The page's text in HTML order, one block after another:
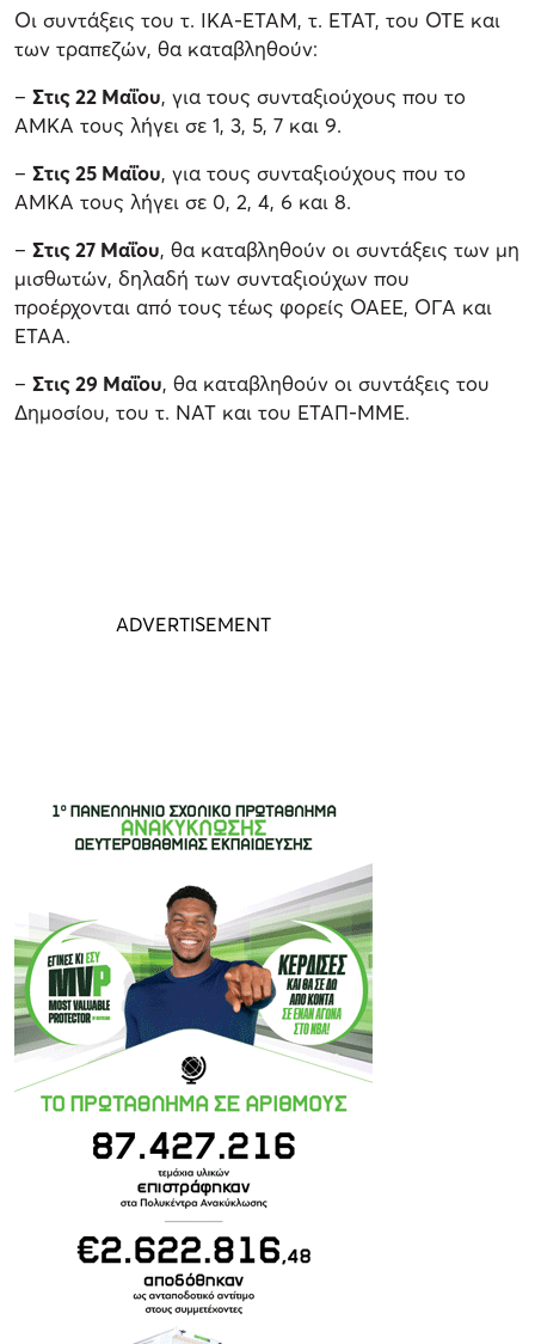
Οι συντάξεις του τ. ΙΚΑ-ΕΤΑΜ, τ. ΕΤΑΤ, του ΟΤΕ και
των τραπεζών, θα καταβληθούν:
– Στις 22 Μαΐου, για τους συνταξιούχους που το
ΑΜΚΑ τους λήγει σε 1, 3, 5, 7 και 9.
– Στις 25 Μαΐου, για τους συνταξιούχους που το
ΑΜΚΑ τους λήγει σε 0, 2, 4, 6 και 8.
– Στις 27 Μαΐου, θα καταβληθούν οι συντάξεις των μη
μισθωτών, δηλαδή των συνταξιούχων που
προέρχονται από τους τέως φορείς ΟΑΕΕ, ΟΓΑ και
ΕΤΑΑ.
– Στις 29 Μαΐου, θα καταβληθούν οι συντάξεις του
Δημοσίου, του τ. ΝΑΤ και του ΕΤΑΠ-ΜΜΕ.